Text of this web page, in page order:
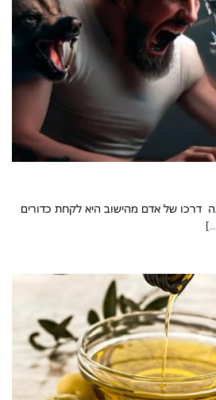
דרכו של אדם מהישוב היא לקחת כדורים